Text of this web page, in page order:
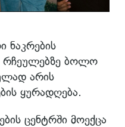
ნაკრების
რჩეულებზე ბოლო
არის
ყურადღება.
ცენტრში მოექცა